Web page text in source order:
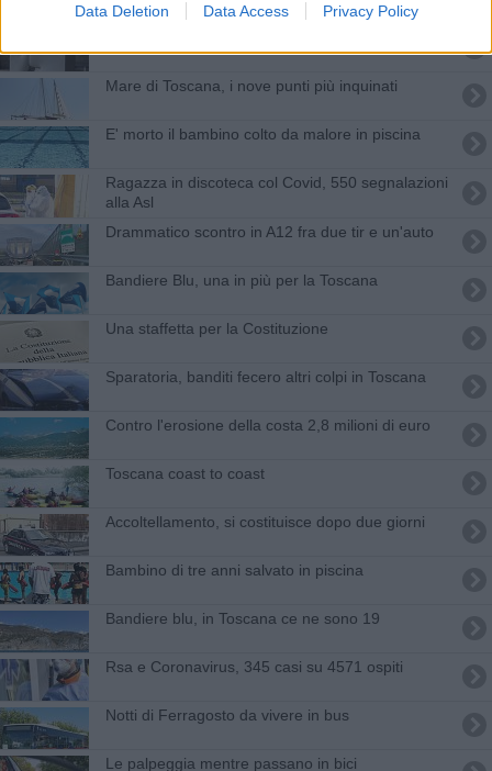
Data Deletion Data Access Privacy Policy
Mare di Toscana, i nove punti più inquinati
E' morto il bambino colto da malore in piscina
Ragazza in discoteca col Covid, 550 segnalazioni
alla Asl
Drammatico scontro in A12 fra due tir e un'auto
Bandiere Blu, una in più per la Toscana
​Una staffetta per la Costituzione
Sparatoria, banditi fecero altri colpi in Toscana
Contro l'erosione della costa 2,8 milioni di euro
Toscana coast to coast
Accoltellamento, si costituisce dopo due giorni
Bambino di tre anni salvato in piscina
Bandiere blu, in Toscana ce ne sono 19
Rsa e Coronavirus, 345 casi su 4571 ospiti
Notti di Ferragosto da vivere in bus
Le palpeggia mentre passano in bici